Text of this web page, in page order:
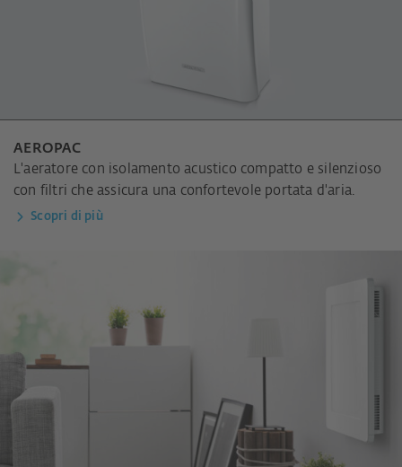
AEROPAC
L'aeratore con isolamento acustico compatto e silenzioso
con filtri che assicura una confortevole portata d'aria.
Scopri di più